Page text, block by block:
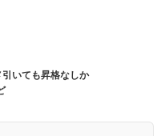
いても昇格なしか